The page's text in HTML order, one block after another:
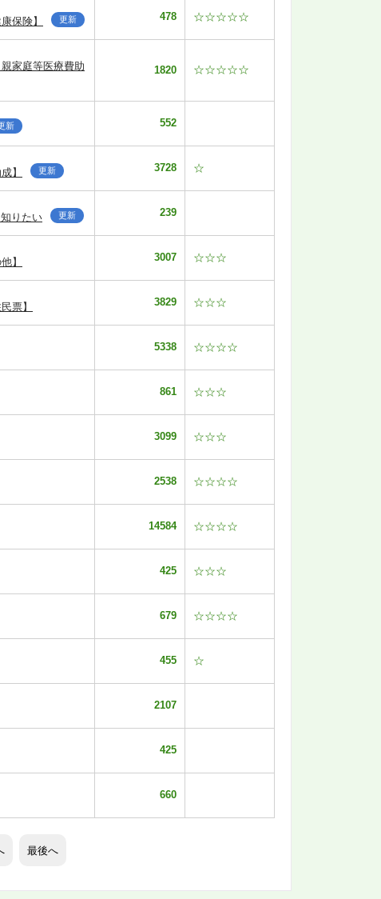
保険】 更新 478 ☆☆☆☆☆
家庭等医療費助
1820 ☆☆☆☆☆
新 552
】 更新 3728 ☆
りたい 更新 239
】 3007 ☆☆☆
票】 3829 ☆☆☆
5338 ☆☆☆☆
861 ☆☆☆
3099 ☆☆☆
2538 ☆☆☆☆
14584 ☆☆☆☆
425 ☆☆☆
679 ☆☆☆☆
455 ☆
2107
425
660
最後へ